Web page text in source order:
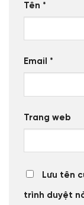
Tên *
Email *
Trang web
Lưu tên
trình duyệt